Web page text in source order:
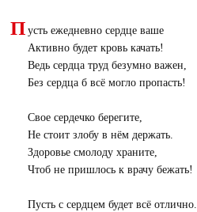
П усть ежедневно сердце ваше
Активно будет кровь качать!
Ведь сердца труд безумно важен,
Без сердца б всё могло пропасть!
Свое сердечко берегите,
Не стоит злобу в нём держать.
Здоровье смолоду храните,
Чтоб не пришлось к врачу бежать!
Пусть с сердцем будет всё отлично.